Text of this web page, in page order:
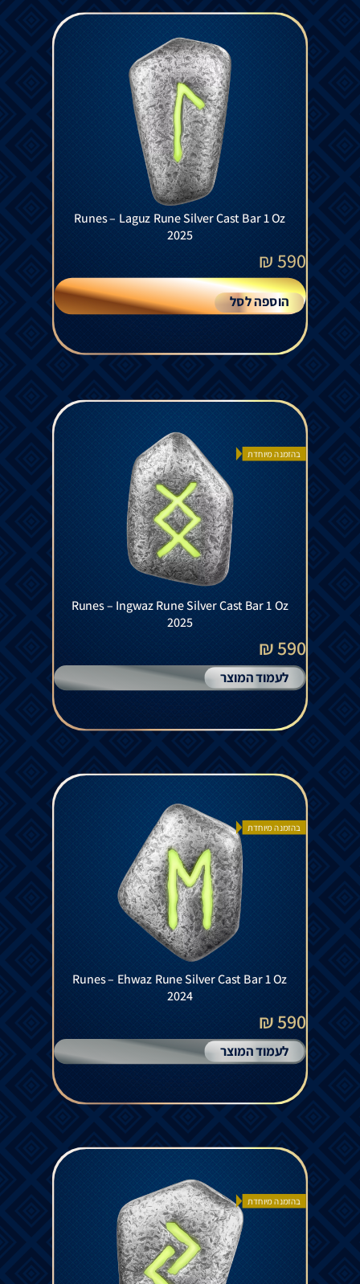
Runes – Laguz Rune Silver Cast Bar 1 Oz
2025
590
₪
הוספה לסל
בהזמנה מיוחדת
Runes – Ingwaz Rune Silver Cast Bar 1 Oz
2025
590 ₪
לעמוד המוצר
בהזמנה מיוחדת
Runes – Ehwaz Rune Silver Cast Bar 1 Oz
2024
590 ₪
לעמוד המוצר
בהזמנה מיוחדת